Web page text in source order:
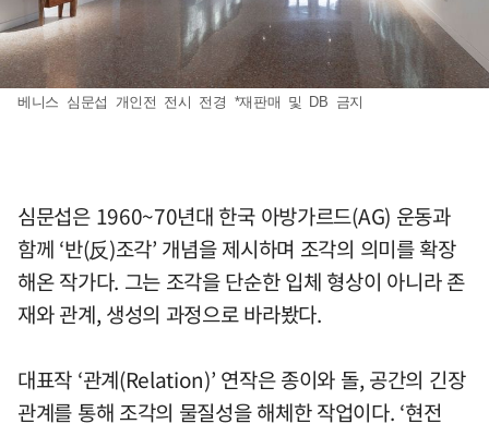
베니스 심문섭 개인전 전시 전경 *재판매 및 DB 금지
심문섭은 1960~70년대 한국 아방가르드(AG) 운동과
함께 ‘반(反)조각’ 개념을 제시하며 조각의 의미를 확장
해온 작가다. 그는 조각을 단순한 입체 형상이 아니라 존
재와 관계, 생성의 과정으로 바라봤다.
대표작 ‘관계(Relation)’ 연작은 종이와 돌, 공간의 긴장
관계를 통해 조각의 물질성을 해체한 작업이다. ‘현전